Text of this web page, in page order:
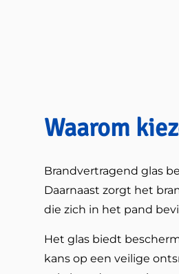
Waarom
Brandvertragend glas
Daarnaast zorgt het
die zich in het pand
Het glas biedt
kans op een veilige